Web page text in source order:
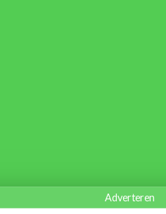
Adverteren